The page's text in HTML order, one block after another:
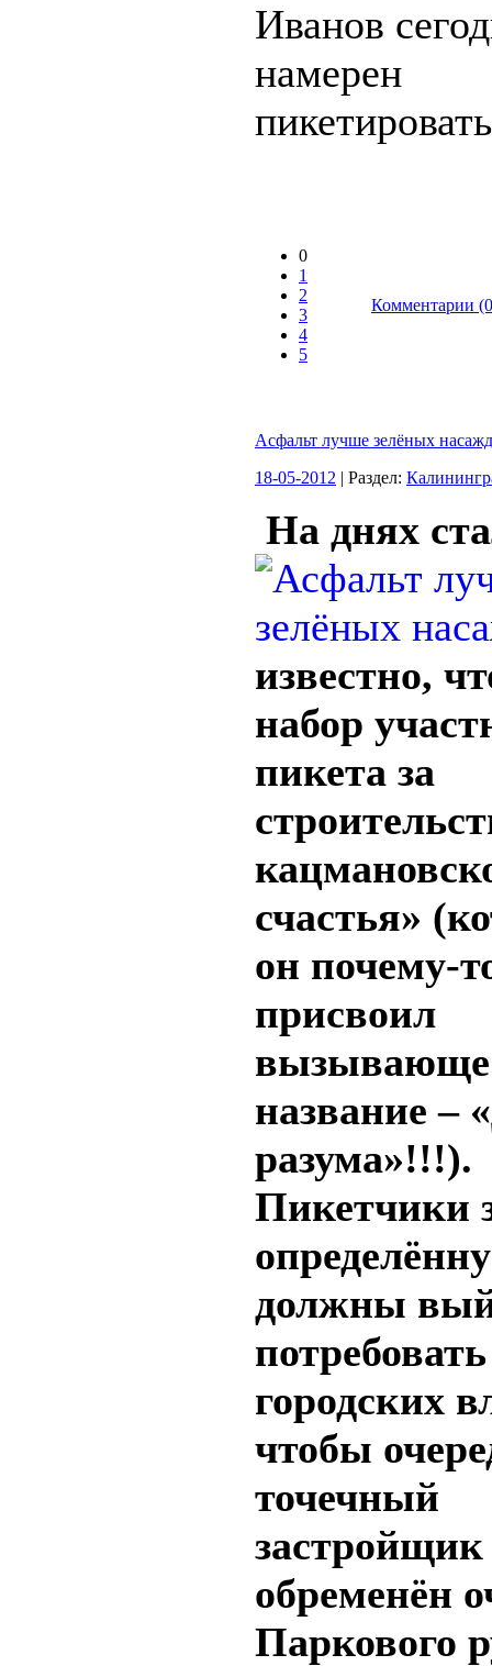
Иванов
намерен
0
1
2
3
4
5
Комментарии
Асфальт лучше зелёных
18-05-2012 | Раздел:
На днях
известно,
набор
пикета за
счастья»
он почему-
присвоил
вызывающе
название –
разума»!!!).
Пикетчики
должны
городских
чтобы
точечный
обременён
Паркового